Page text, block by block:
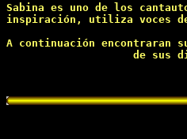
Sabina es uno de los
inspiración, utiliza voces
A continuación encontraran
de sus